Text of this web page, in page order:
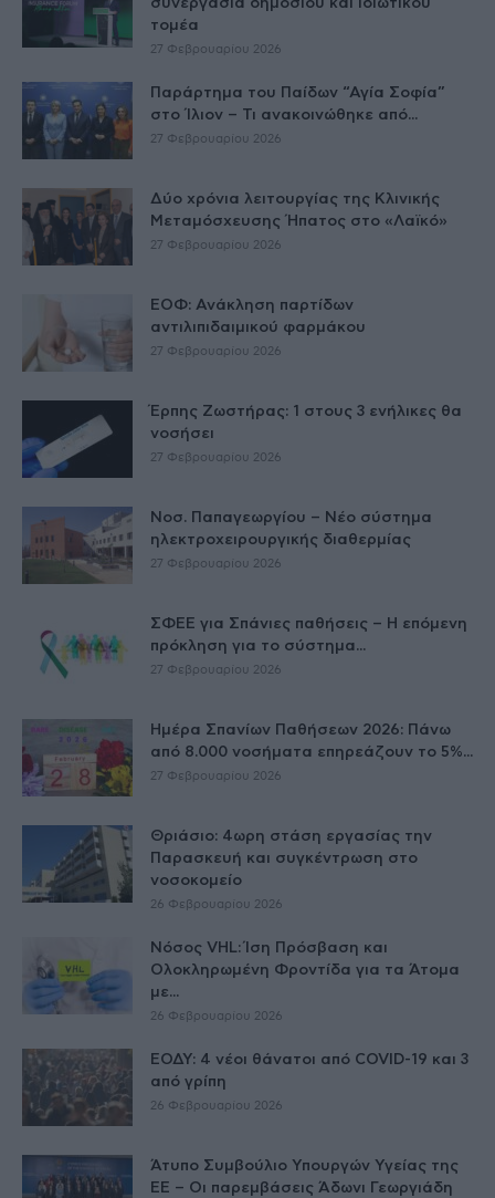
συνεργασία δημοσίου και ιδιωτικού
τομέα
27 Φεβρουαρίου 2026
Παράρτημα του Παίδων “Αγία Σοφία”
στο Ίλιον – Τι ανακοινώθηκε από...
27 Φεβρουαρίου 2026
Δύο χρόνια λειτουργίας της Κλινικής
Μεταμόσχευσης Ήπατος στο «Λαϊκό»
27 Φεβρουαρίου 2026
ΕΟΦ: Ανάκληση παρτίδων
αντιλιπιδαιμικού φαρμάκου
27 Φεβρουαρίου 2026
Έρπης Ζωστήρας: 1 στους 3 ενήλικες θα
νοσήσει
27 Φεβρουαρίου 2026
Νοσ. Παπαγεωργίου – Νέο σύστημα
ηλεκτροχειρουργικής διαθερμίας
27 Φεβρουαρίου 2026
ΣΦΕΕ για Σπάνιες παθήσεις – Η επόμενη
πρόκληση για το σύστημα...
27 Φεβρουαρίου 2026
Ημέρα Σπανίων Παθήσεων 2026: Πάνω
από 8.000 νοσήματα επηρεάζουν το 5%...
27 Φεβρουαρίου 2026
Θριάσιο: 4ωρη στάση εργασίας την
Παρασκευή και συγκέντρωση στο
νοσοκομείο
26 Φεβρουαρίου 2026
Νόσος VHL: Ίση Πρόσβαση και
Ολοκληρωμένη Φροντίδα για τα Άτομα
με...
26 Φεβρουαρίου 2026
ΕΟΔΥ: 4 νέοι θάνατοι από COVID-19 και 3
από γρίπη
26 Φεβρουαρίου 2026
Άτυπο Συμβούλιο Υπουργών Υγείας της
ΕE – Οι παρεμβάσεις Άδωνι Γεωργιάδη